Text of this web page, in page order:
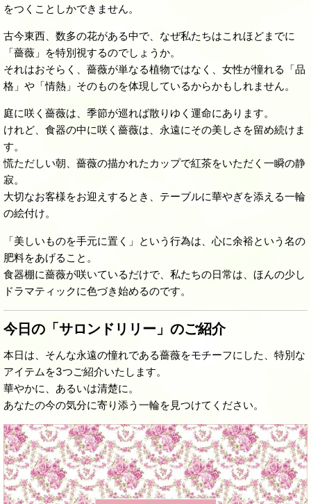
をつくことしかできません。
古今東西、数多の花がある中で、なぜ私たちはこれほどまでに
「薔薇」を特別視するのでしょうか。
それはおそらく、薔薇が単なる植物ではなく、女性が憧れる「品
格」や「情熱」そのものを体現しているからかもしれません。
庭に咲く薔薇は、季節が巡れば散りゆく運命にあります。
けれど、食器の中に咲く薔薇は、永遠にその美しさを留め続けま
す。
慌ただしい朝、薔薇の描かれたカップで紅茶をいただく一瞬の静
寂。
大切なお客様をお迎えするとき、テーブルに華やぎを添える一輪
の絵付け。
「美しいものを手元に置く」という行為は、心に余裕という名の
肥料をあげること。
食器棚に薔薇が咲いているだけで、私たちの日常は、ほんの少し
ドラマティックに色づき始めるのです。
今日の「サロンドリリー」のご紹介
本日は、そんな永遠の憧れである薔薇をモチーフにした、特別な
アイテムを3つご紹介いたします。
華やかに、あるいは清楚に。
あなたの今の気分に寄り添う一輪を見つけてください。